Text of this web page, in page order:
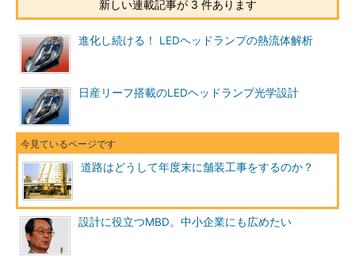
新しい連載記事が 3 件あります
進化し続ける！ LEDヘッドランプの熱流体解析
日産リーフ搭載のLEDヘッドランプ光学設計
道路はどうして年度末に舗装工事をするのか？
設計に役立つMBD。中小企業にも広めたい